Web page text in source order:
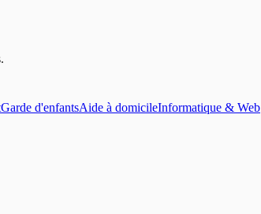
.
Garde d'enfantsAide à domicileInformatique & Web